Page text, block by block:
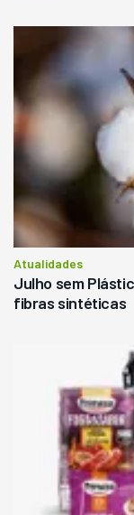
Atualidades
Julho sem
fibras sintéticas